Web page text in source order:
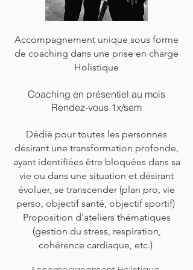
Accompagnement unique sous forme
de coaching dans une prise en charge
Holistique
Coaching en présentiel au mois
Rendez-vous 1x/sem
Dédié pour toutes les personnes
désirant une transformation profonde,
ayant identifiées être bloquées dans sa
vie ou dans une situation et désirant
évoluer, se transcender (plan pro, vie
perso, objectif santé, objectif sportif) ​​
Proposition d'ateliers thématiques
(gestion du stress, respiration,
cohérence cardiaque, etc.)